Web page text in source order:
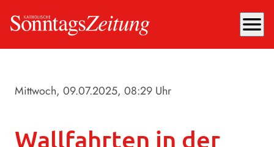
menu
Mittwoch, 09.07.2025, 08:29 Uhr
Wallfahrten in der